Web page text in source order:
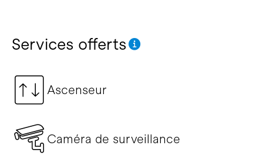
Services offerts
Ascenseur
Caméra de surveillance